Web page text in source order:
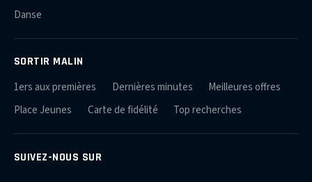
Danse
SORTIR MALIN
1ers aux premières Dernières minutes
Meilleures offres
Place Jeunes
Carte de fidélité Top recherches
SUIVEZ-NOUS SUR